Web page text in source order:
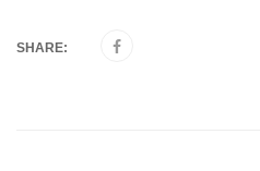
SHARE: